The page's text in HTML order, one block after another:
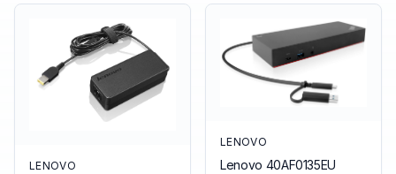
LENOVO
LENOVO
Lenovo 40AF0135EU